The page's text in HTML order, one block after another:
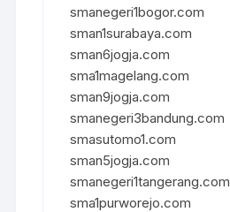
smanegeri1bogor.com
sman1surabaya.com
sman6jogja.com
sma1magelang.com
sman9jogja.com
smanegeri3bandung.com
smasutomo1.com
sman5jogja.com
smanegeri1tangerang.com
sma1purworejo.com